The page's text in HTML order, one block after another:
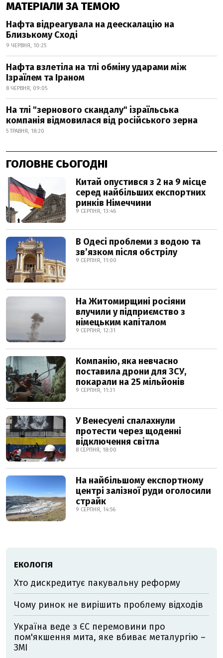
МАТЕРІАЛИ ЗА ТЕМОЮ
Нафта відреагувала на деескалацію на
Близькому Сході
9 ЧЕРВНЯ, 10:25
Нафта взлетіла на тлі обміну ударами між
Ізраїлем та Іраном
8 ЧЕРВНЯ, 09:05
На тлі "зернового скандалу" ізраїльська
компанія відмовилася від російського зерна
5 ТРАВНЯ, 18:20
ГОЛОВНЕ СЬОГОДНІ
Китай опустився з 2 на 9 місце
серед найбільших експортних
ринків Німеччини
9 СЕРПНЯ, 13:46
В Одесі проблеми з водою та
звʼязком після обстрілу
9 СЕРПНЯ, 11:00
На Житомирщині росіяни
влучили у підприємство з
німецьким капіталом
9 СЕРПНЯ, 12:31
Компанію, яка невчасно
поставила дрони для ЗСУ,
покарали на 25 мільйонів
9 СЕРПНЯ, 11:31
У Венесуелі спалахнули
протести через щоденні
відключення світла
8 СЕРПНЯ, 18:00
На найбільшому експортному
центрі залізної руди оголосили
страйк
9 СЕРПНЯ, 14:56
ЕКОЛОГІЯ
Хто дискредитує пакувальну реформу
Чому ринок не вирішить проблему відходів
Україна веде з ЄС перемовини про
пом'якшення мита, яке вбиває металургію –
ЗМІ